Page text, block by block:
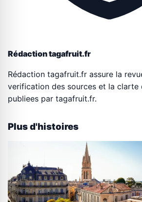
Rédaction tagafruit.fr
Rédaction tagafruit.fr assure la
verification des sources et la clarte
publiees par tagafruit.fr.
Plus d'histoires